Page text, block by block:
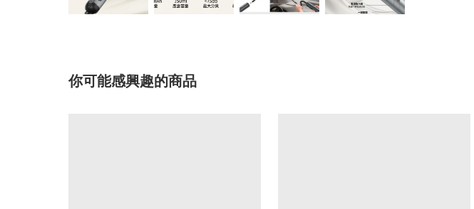
你可能感興趣的商品